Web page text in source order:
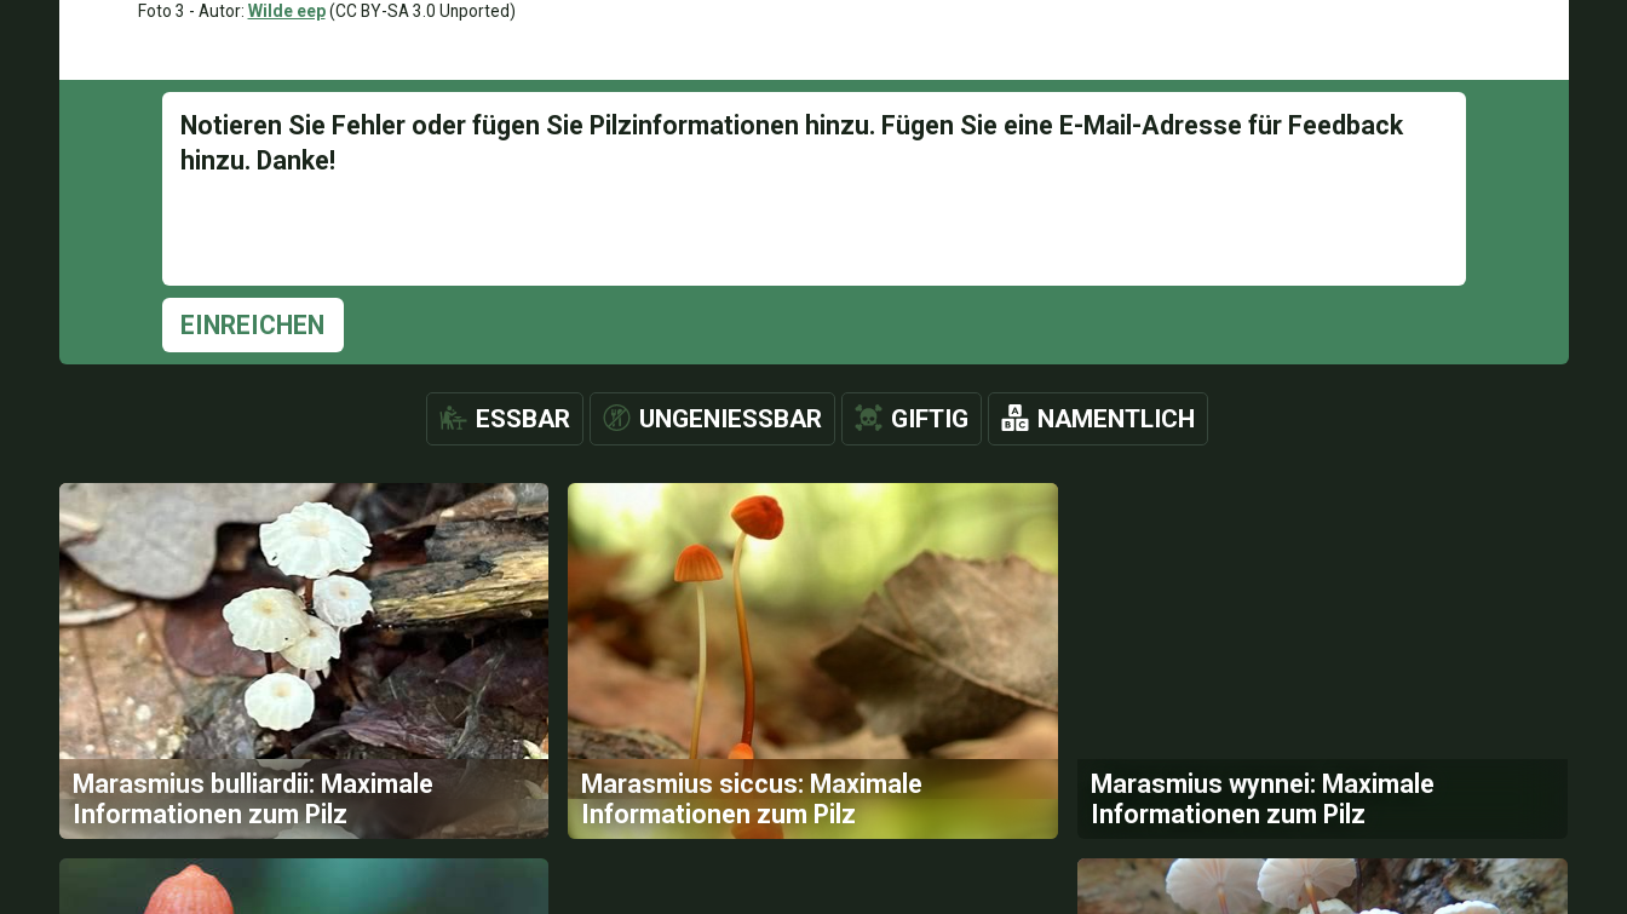
Foto 3 - Autor: Wilde eep(CC BY-SA 3.0 Unported)
EINREICHEN
ESSBAR UNGENIESSBAR GIFTIG NAMENTLICH
Marasmius bulliardii: Maximale
Informationen zum Pilz
Marasmius siccus: Maximale
Informationen zum Pilz
Marasmius wynnei: Maximale
Informationen zum Pilz